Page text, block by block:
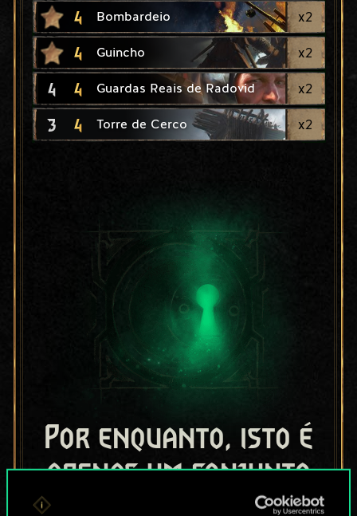
4 Bombardeio x2
4 Guincho x2
4 4 Guardas Reais de Radovid x2
3 4 Torre de Cerco x2
Por enquanto, isto é
apenas um conjunto